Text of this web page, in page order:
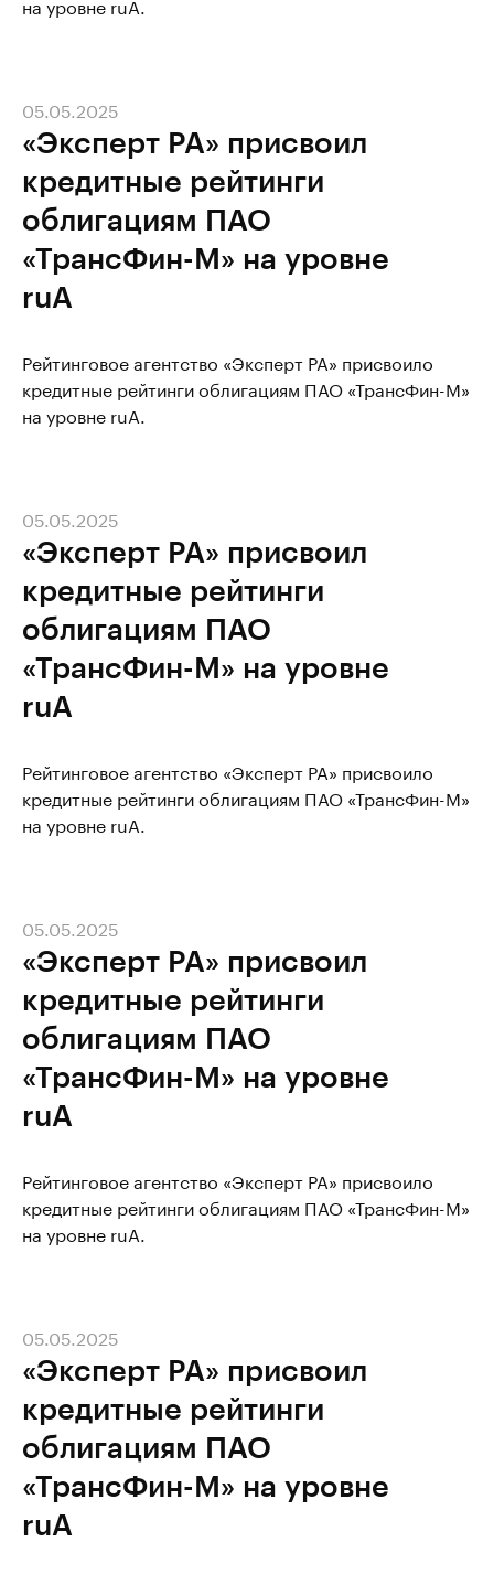
«Эксперт РА» присвоил
кредитные рейтинги
облигациям ПАО
«ТрансФин-М» на уровне
ruA
05.05.2025
Рейтинговое агентство «Эксперт РА» присвоило
кредитные рейтинги облигациям ПАО «ТрансФин-М»
на уровне ruA.
«Эксперт РА» присвоил
кредитные рейтинги
облигациям ПАО
«ТрансФин-М» на уровне
ruA
05.05.2025
Рейтинговое агентство «Эксперт РА» присвоило
кредитные рейтинги облигациям ПАО «ТрансФин-М»
на уровне ruA.
«Эксперт РА» присвоил
кредитные рейтинги
облигациям ПАО
«ТрансФин-М» на уровне
ruA
05.05.2025
Рейтинговое агентство «Эксперт РА» присвоило
кредитные рейтинги облигациям ПАО «ТрансФин-М»
на уровне ruA.
«Эксперт РА» присвоил
кредитные рейтинги
облигациям ПАО
«ТрансФин-М» на уровне
ruA
05.05.2025